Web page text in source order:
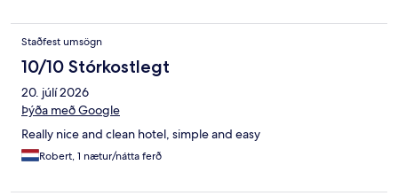
Staðfest umsögn
10/10 Stórkostlegt
20. júlí 2026
Þýða með Google
Really nice and clean hotel, simple and easy
Robert, 1 nætur/nátta ferð